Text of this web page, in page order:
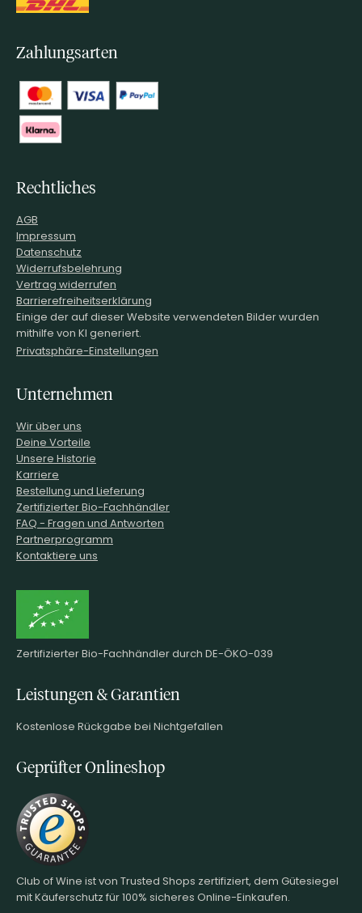
Zahlungsarten
Rechtliches
AGB
Impressum
Datenschutz
Widerrufsbelehrung
Vertrag widerrufen
Barrierefreiheitserklärung
Einige der auf dieser Website verwendeten Bilder wurden
mithilfe von KI generiert.
Privatsphäre-Einstellungen
Unternehmen
Wir über uns
Deine Vorteile
Unsere Historie
Karriere
Bestellung und Lieferung
Zertifizierter Bio-Fachhändler
FAQ - Fragen und Antworten
Partnerprogramm
Kontaktiere uns
Zertifizierter Bio-Fachhändler durch DE-ÖKO-039
Leistungen & Garantien
Kostenlose Rückgabe bei Nichtgefallen
Geprüfter Onlineshop
Club of Wine ist von Trusted Shops zertifiziert, dem Gütesiegel
mit Käuferschutz für 100% sicheres Online-Einkaufen.